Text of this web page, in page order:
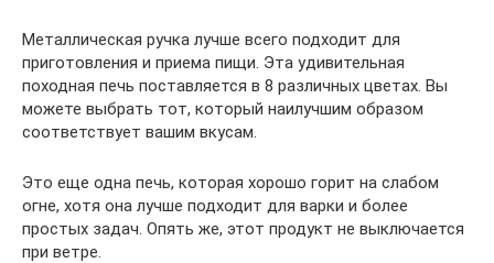
Металлическая ручка лучше всего подходит для
приготовления и приема пищи. Эта удивительная
походная печь поставляется в 8 различных цветах. Вы
можете выбрать тот, который наилучшим образом
соответствует вашим вкусам.
Это еще одна печь, которая хорошо горит на слабом
огне, хотя она лучше подходит для варки и более
простых задач. Опять же, этот продукт не выключается
при ветре.